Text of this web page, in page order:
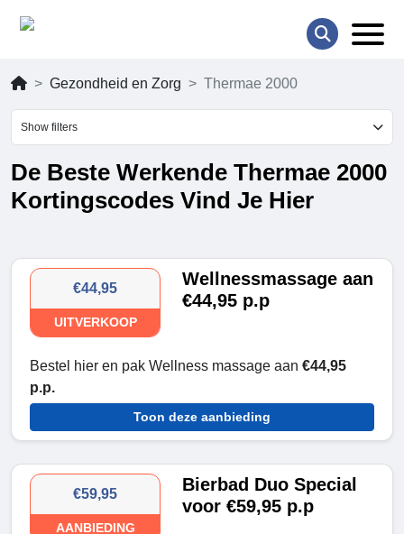
Gezondheid en Zorg Thermae 2000
Show filters
De Beste Werkende Thermae 2000
Kortingscodes Vind Je Hier
€44,95
UITVERKOOP
Wellnessmassage aan
€44,95 p.p
Bestel hier en pak Wellness massage aan €44,95
p.p.
Toon deze aanbieding
€59,95
AANBIEDING
Bierbad Duo Special
voor €59,95 p.p